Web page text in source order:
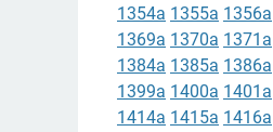
1354a 1355a 1356a
1369a 1370a 1371a
1384a 1385a 1386a
1399a 1400a 1401a
1414a 1415a 1416a